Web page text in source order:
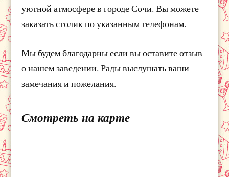
уютной атмосфере в городе Сочи. Вы можете
заказать столик по указанным телефонам.
Мы будем благодарны если вы оставите отзыв
о нашем заведении. Рады выслушать ваши
замечания и пожелания.
Смотреть на карте